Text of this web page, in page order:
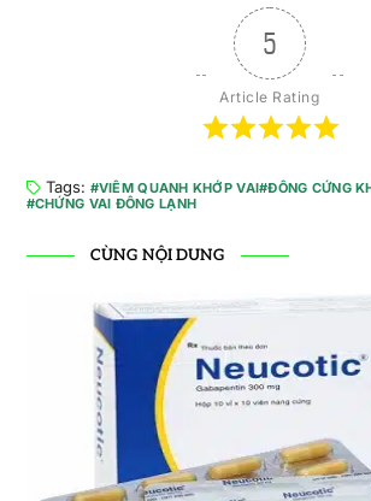
5
Article Rating
Tags: VIÊM QUANH KHỚP VAI ĐÔNG CỨNG
CHỨNG VAI ĐÔNG LẠNH
CÙNG NỘI DUNG